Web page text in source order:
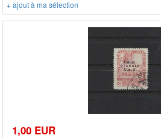
+ ajout à ma sélection
1,00 EUR